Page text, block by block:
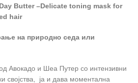
Butter –Delicate toning mask for
hair
на природно седа или
Авокадо и Шеа Путер со интензивни
својства, ја и дава моментална